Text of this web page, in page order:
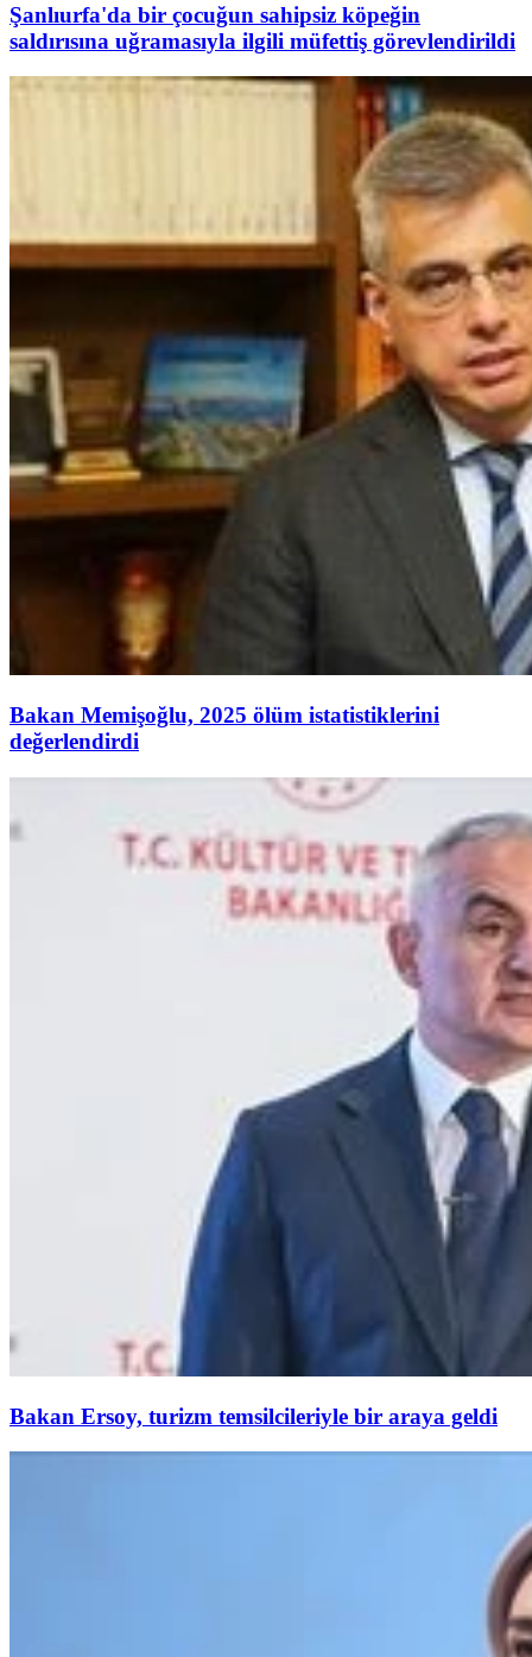
Şanlıurfa'da bir çocuğun sahipsiz köpeğin
saldırısına uğramasıyla ilgili müfettiş görevlendirildi
Bakan Memişoğlu, 2025 ölüm istatistiklerini
değerlendirdi
Bakan Ersoy, turizm temsilcileriyle bir araya geldi